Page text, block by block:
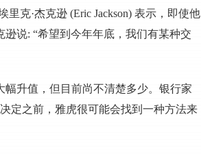
里克·杰克逊 (Eric Jackson) 表示，即使他
说: “希望到今年年底，我们有某种交
升值，但目前尚不清楚多少。银行家
定之前，雅虎很可能会找到一种方法来